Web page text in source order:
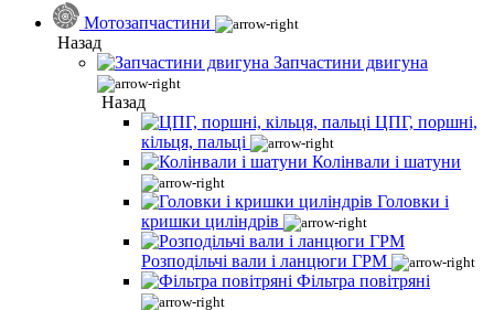
Мотозапчастини
Назад
Запчастини двигуна
Назад
ЦПГ, поршні,
кільця, пальці
Колінвали і шатуни
Головки і
кришки циліндрів
Розподільчі вали і ланцюги ГРМ
Фільтра повітряні